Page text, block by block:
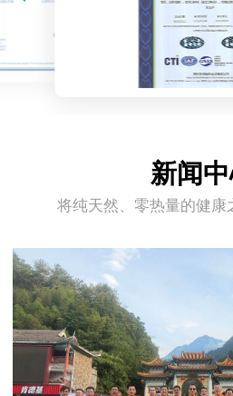
新闻
将纯天然、零热量的健康